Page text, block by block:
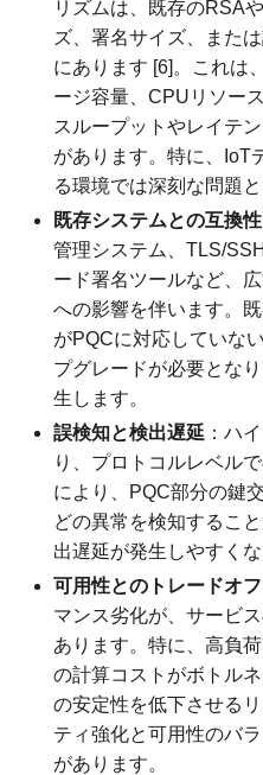
リズムは、既存のRSA
ズ、署名サイズ、また
にあります [6]。これは
ージ容量、CPUリソー
スループットやレイテ
があります。特に、IoT
る環境では深刻な問題と
既存システムとの互換
管理システム、TLS/
ード署名ツールなど、
への影響を伴います。
がPQCに対応していな
プグレードが必要とな
生します。
誤検知と検出遅延 ：ハ
り、プロトコルレベル
により、PQC部分の鍵
どの異常を検知するこ
出遅延が発生しやすくな
可用性とのトレードオフ
マンス劣化が、サービ
あります。特に、高負
の計算コストがボトル
の安定性を低下させる
ティ強化と可用性のバ
があります。